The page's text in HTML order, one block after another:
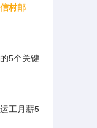
村邮
5个关键
工月薪5